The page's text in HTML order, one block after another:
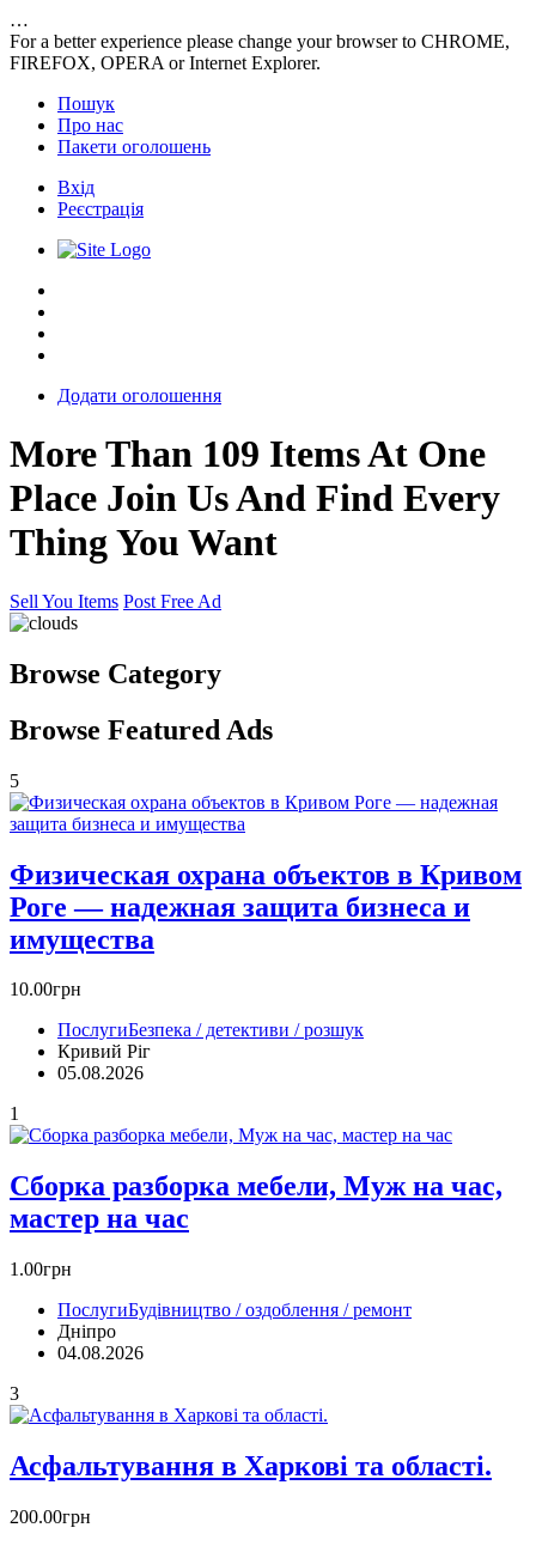
…
For a better experience please change your browser to CHROME,
FIREFOX, OPERA or Internet Explorer.
Пошук
Про нас
Пакети оголошень
Вхід
Реєстрація
Додати оголошення
More Than 109 Items At One
Place Join Us And Find Every
Thing You Want
Sell You Items Post Free Ad
Browse Category
Browse Featured Ads
5
Физическая охрана объектов в Кривом
Роге — надежная защита бизнеса и
имущества
10.00грн
ПослугиБезпека / детективи / розшук
Кривий Ріг‎
05.08.2026
1
Сборка разборка мебели, Муж на час,
мастер на час
1.00грн
ПослугиБудівництво / оздоблення / ремонт
Дніпро
04.08.2026
3
Асфальтування в Харкові та області.
200.00грн